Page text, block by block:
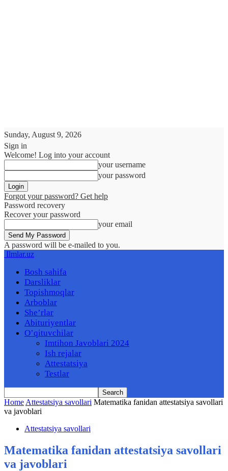
Sunday, August 9, 2026
Sign in
Welcome! Log into your account
your username
your password
Forgot your password? Get help
Password recovery
Recover your password
your email
A password will be e-mailed to you.
Ilmlar.uz
Bosh sahifa
Darsliklar
Topishmoqlar
Arboblar
She’rlar
Abituriyentlar
O’qituvchilar
Imtihon Javoblari 2024
Ish rejalar
Attestatsiya
Testlar
Home Attestatsiya savollari Matematika fanidan attestatsiya savollari
va javoblari
Attestatsiya savollari
Matematika fanidan attestatsiya savollari
va javoblari